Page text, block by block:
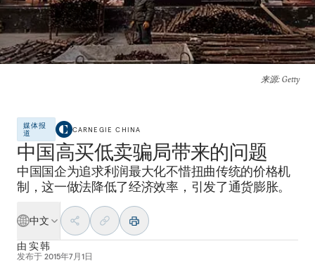
来源: Getty
媒体报
道
CARNEGIE CHINA
中国高买低卖骗局带来的问题
中国国企为追求利润最大化不惜扭曲传统的价格机
制，这一做法降低了经济效率，引发了通货膨胀。
中文
由 实 韩
发布于 2015年7月1日